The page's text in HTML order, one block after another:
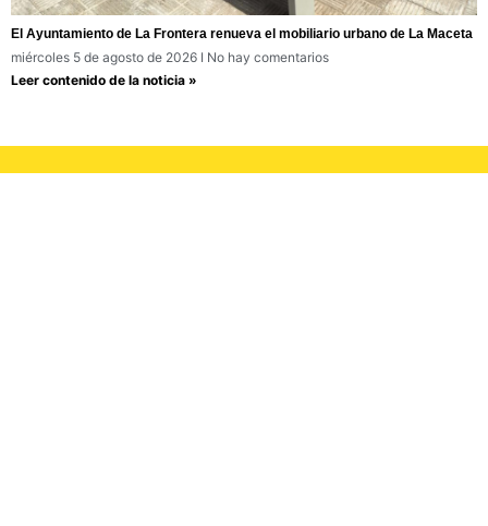
El Ayuntamiento de La Frontera renueva el mobiliario urbano de La Maceta
miércoles 5 de agosto de 2026
No hay comentarios
Leer contenido de la noticia »